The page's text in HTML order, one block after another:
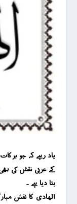
یاد رہے کہ جو
کے عربی نقش کی
بتا دیا ہے ۔
الھادی کا نقش